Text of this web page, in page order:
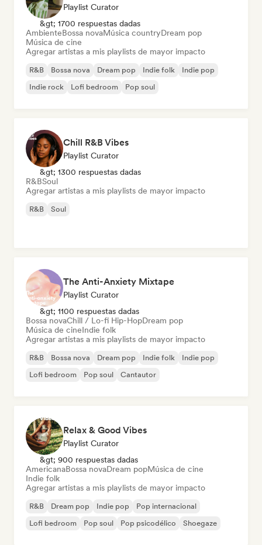
Playlist Curator
&gt; 1700 respuestas dadas
AmbienteBossa novaMúsica countryDream pop
Música de cine
Agregar artistas a mis playlists de mayor impacto
R&B Bossa nova Dream pop Indie folk
Indie pop
Indie rock
Lofi bedroom Pop soul
Chill R&B Vibes
Playlist Curator
&gt; 1300 respuestas dadas
R&BSoul
Agregar artistas a mis playlists de mayor impacto
R&B Soul
The Anti-Anxiety Mixtape
Playlist Curator
&gt; 1100 respuestas dadas
Bossa novaChill / Lo-fi Hip-HopDream pop
Música de cineIndie folk
Agregar artistas a mis playlists de mayor impacto
R&B Bossa nova Dream pop Indie folk
Indie pop
Lofi bedroom
Pop soul Cantautor
Relax & Good Vibes
Playlist Curator
&gt; 900 respuestas dadas
AmericanaBossa novaDream popMúsica de cine
Indie folk
Agregar artistas a mis playlists de mayor impacto
R&B Dream pop Indie pop
Pop internacional
Lofi bedroom
Pop soul Pop psicodélico Shoegaze